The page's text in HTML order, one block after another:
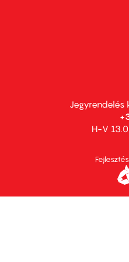
Jegyrendelés
H-V